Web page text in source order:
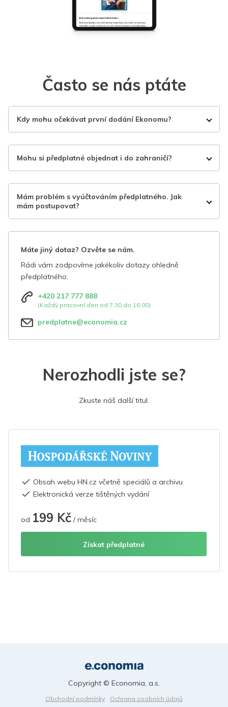
Často se nás ptáte
Kdy mohu očekávat první dodání Ekonomu?
Mohu si předplatné objednat i do zahraničí?
Mám problém s vyúčtováním předplatného. Jak
mám postupovat?
Máte jiný dotaz? Ozvěte se nám.
Rádi vám zodpovíme jakékoliv dotazy ohledně
předplatného.
+420 217 777 888
(Každý pracovní den od 7:30 do 16:00)
predplatne@economia.cz
Nerozhodli jste se?
Zkuste náš další titul.
Obsah webu HN.cz včetně speciálů a archivu
Elektronická verze tištěných vydání
od 199 Kč / měsíc
Získat předplatné
Obchodní podmínky
Ochrana osobních údajů
Copyright © Economia, a.s.